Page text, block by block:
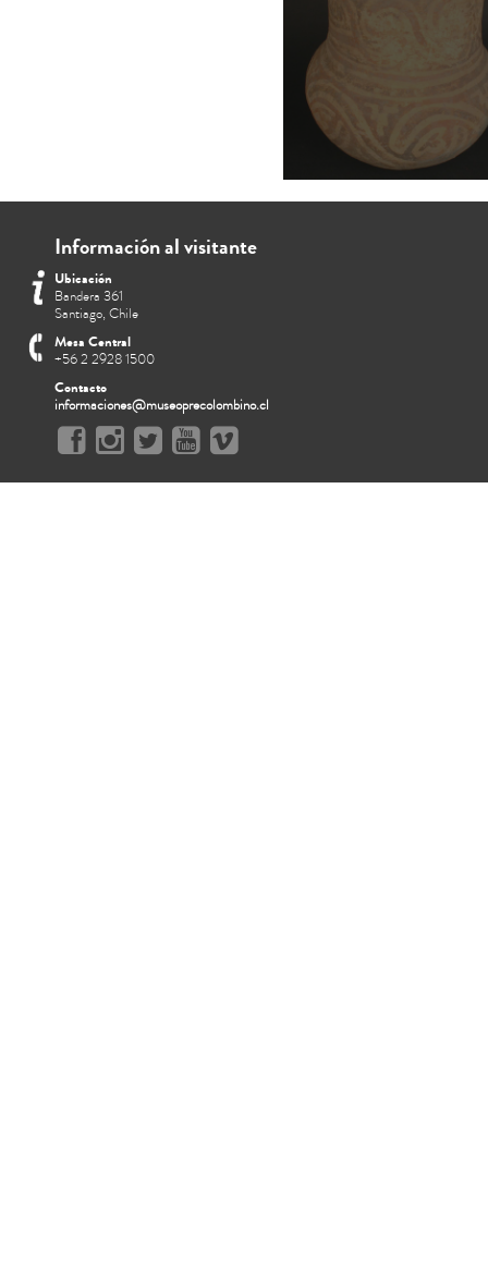
Información al visitante
Ubicación
Bandera 361
Santiago, Chile
Mesa Central
+56 2 2928 1500
Contacto
informaciones@museoprecolombino.cl